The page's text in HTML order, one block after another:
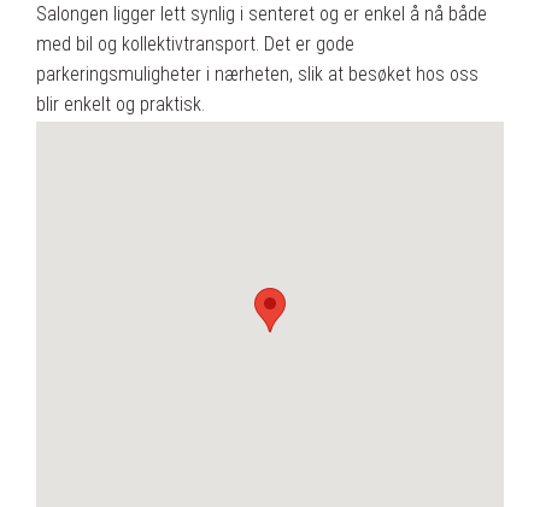
Salongen ligger lett synlig i senteret og er enkel å nå både
med bil og kollektivtransport. Det er gode
parkeringsmuligheter i nærheten, slik at besøket hos oss
blir enkelt og praktisk.